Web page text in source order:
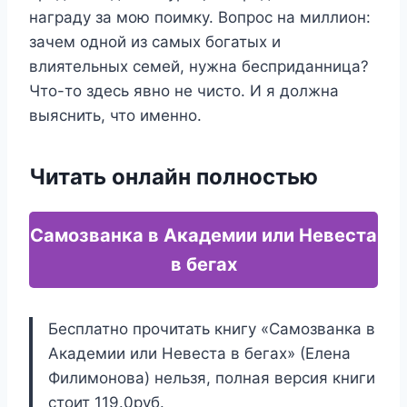
награду за мою поимку. Вопрос на миллион:
зачем одной из самых богатых и
влиятельных семей, нужна бесприданница?
Что-то здесь явно не чисто. И я должна
выяснить, что именно.
Читать онлайн полностью
Самозванка в Академии или Невеста
в бегах
Бесплатно прочитать книгу «Самозванка в
Академии или Невеста в бегах» (Елена
Филимонова) нельзя, полная версия книги
стоит 119.0руб.